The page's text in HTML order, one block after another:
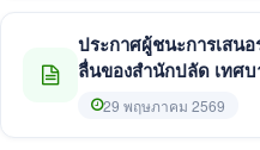
ประกาศผู้ชนะการเสน
ลื่นของสำนักปลัด เทศ
30 มิถุนายน 2569 โดยวิ
29 พฤษภาคม 2569